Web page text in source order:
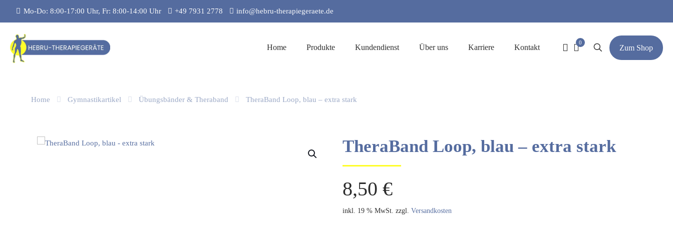
Mo-Do: 8:00-17:00 Uhr, Fr: 8:00-14:00 Uhr +49 7931 2778 info@hebru-therapiegeraete.de
Home Produkte Kundendienst Über uns Karriere Kontakt
0
Zum Shop
Home Gymnastikartikel Übungsbänder & Theraband TheraBand Loop, blau – extra stark
TheraBand Loop, blau – extra stark
8,50 €
inkl. 19 % MwSt. zzgl. Versandkosten